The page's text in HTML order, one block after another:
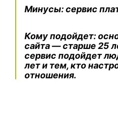
Минусы: сервис
Кому подойдет:
сайта — старше 25
сервис подойдет
лет и тем, кто
отношения.